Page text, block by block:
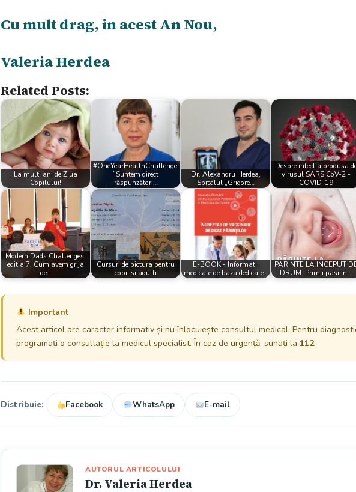
Cu mult drag, in acest An Nou,
Valeria Herdea
Related Posts:
La multi ani de Ziua
Copilului!
#OneYearHealthChallenge:
”Suntem direct
răspunzători…
Dr. Alexandru Herdea,
Spitalul „Grigore…
Despre infectia produsa
virusul SARS CoV-2 -
COVID-19
Modern Dads Challenges,
editia 7. Cum avem grija
de…
Cursuri de pictura pentru
copii si adulti
E-BOOK - Informatii
medicale de baza dedicate…
PARINTE LA INCEPUT
DRUM. Primii pasi in…
Important
Acest articol are caracter informativ și nu înlocuiește consultul medical. Pentru
programați o consultație la medicul specialist. În caz de urgență, sunați la 112.
Distribuie: Facebook WhatsApp E-mail
AUTORUL ARTICOLULUI
Dr. Valeria Herdea